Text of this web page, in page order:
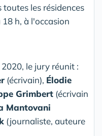
les résidences
h, à l'occasion
le jury réunit :
(écrivain), Élodie
Grimbert (écrivain
Mantovani
(journaliste, auteure